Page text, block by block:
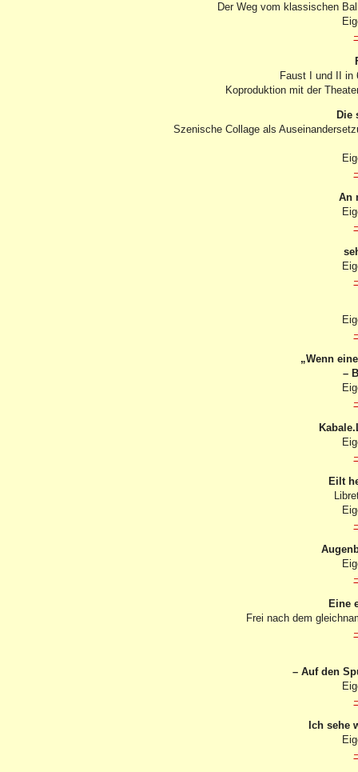
Der Weg vom klassischen
Faust I und II in
Koproduktion mit der
Die
Szenische Collage als
An
„Wenn
–
Eilt
Eine
Frei nach dem
– Auf den
Ich sehe